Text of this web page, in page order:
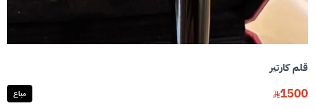
قلم كارتير
1500 مباع